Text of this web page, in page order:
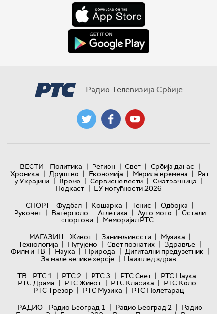
Радио Телевизија Србије
ВЕСТИ Политика | Регион | Свет | Србија данас |
Хроника | Друштво | Економија | Мерила времена | Рат
у Украјини | Време | Сервисне вести | Сматрачница |
Подкаст | ЕУ могућности 2026
СПОРТ
Фудбал | Кошарка | Тенис | Одбојка |
Рукомет | Ватерполо | Атлетика | Ауто-мото | Остали
спортови | Меморијал РТС
МАГАЗИН
Живот | Занимљивости | Музика |
Технологијa | Путујемо | Свет познатих | Здравље |
Филм и ТВ | Наука | Природа | Дигитални предузетник |
За мале велике хероје | Наизглед здрав
ТВ
РТС 1 | РТС 2 | РТС 3 | РТС Свет | РТС Наука |
РТС Драма | РТС Живот | РТС Класика | РТС Коло |
РТС Трезор | РТС Музика | РТС Полетарац
РАДИО
Радио Београд 1 | Радио Београд 2 | Радио